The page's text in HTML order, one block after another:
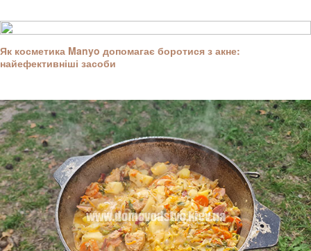
Як косметика Manyo допомагає боротися з акне:
найефективніші засоби